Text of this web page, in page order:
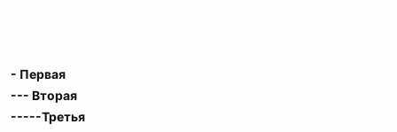
- Первая
--- Вторая
-----Третья